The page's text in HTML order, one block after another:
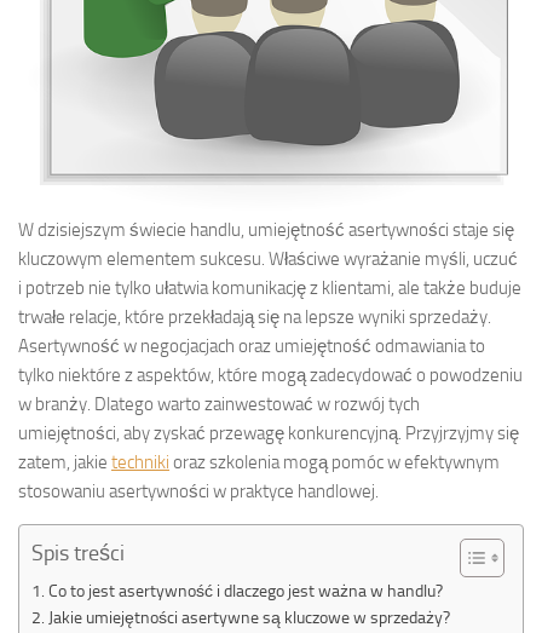
W dzisiejszym świecie handlu, umiejętność asertywności staje się
kluczowym elementem sukcesu. Właściwe wyrażanie myśli, uczuć
i potrzeb nie tylko ułatwia komunikację z klientami, ale także buduje
trwałe relacje, które przekładają się na lepsze wyniki sprzedaży.
Asertywność w negocjacjach oraz umiejętność odmawiania to
tylko niektóre z aspektów, które mogą zadecydować o powodzeniu
w branży. Dlatego warto zainwestować w rozwój tych
umiejętności, aby zyskać przewagę konkurencyjną. Przyjrzyjmy się
zatem, jakie techniki oraz szkolenia mogą pomóc w efektywnym
stosowaniu asertywności w praktyce handlowej.
Spis treści
Co to jest asertywność i dlaczego jest ważna w handlu?
Jakie umiejętności asertywne są kluczowe w sprzedaży?